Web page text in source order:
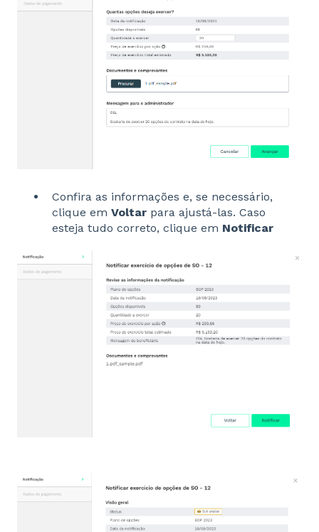
Confira as informações e, se necessário,
clique em Voltar para ajustá-las. Caso
esteja tudo correto, clique em Notificar